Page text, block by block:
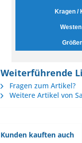
Kragen /
Weiterführende
Fragen zum Artikel?
Weitere Artikel von
Kunden kauften auch